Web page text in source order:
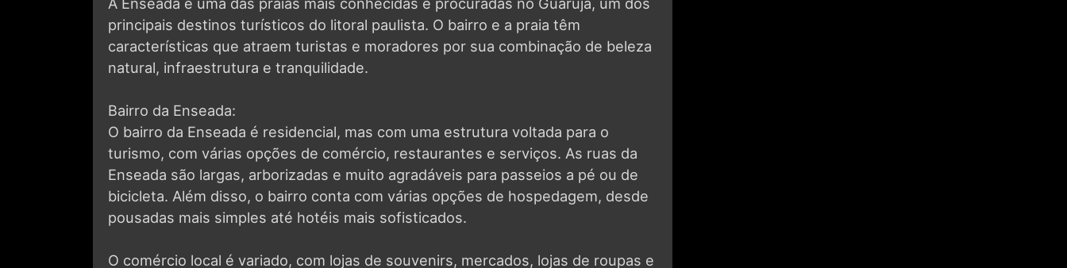
características que atraem turistas e moradores por sua combinação de beleza
natural, infraestrutura e tranquilidade.
O bairro da Enseada é residencial, mas com uma estrutura voltada para o
turismo, com várias opções de comércio, restaurantes e serviços. As ruas da
Enseada são largas, arborizadas e muito agradáveis para passeios a pé ou de
bicicleta. Além disso, o bairro conta com várias opções de hospedagem, desde
pousadas mais simples até hotéis mais sofisticados.
pequenos centros comerciais, sempre voltados para o público que visita o